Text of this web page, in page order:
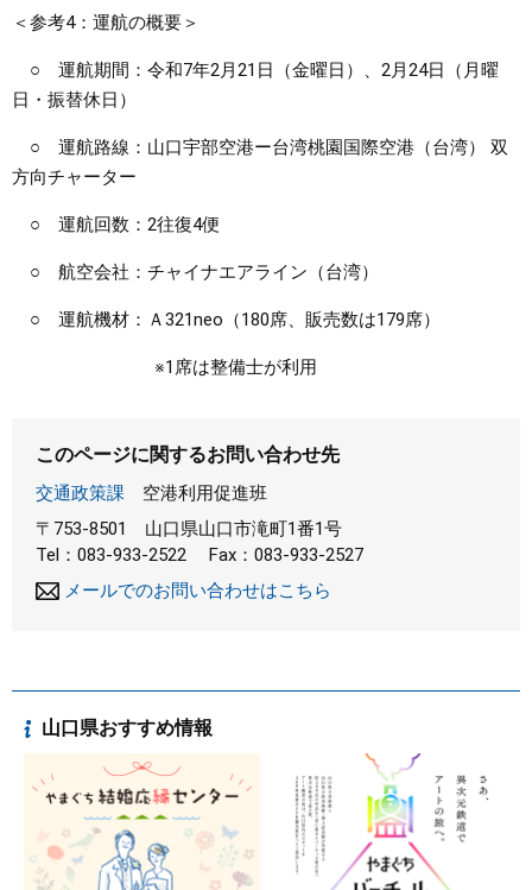
＜参考4：運航の概要＞
○ 運航期間：令和7年2月21日（金曜日）、2月24日（月曜
日・振替休日）
○ 運航路線：山口宇部空港ー台湾桃園国際空港（台湾） 双
方向チャーター
○ 運航回数：2往復4便
○ 航空会社：チャイナエアライン（台湾）
○ 運航機材：Ａ321neo（180席、販売数は179席）
※1席は整備士が利用
このページに関するお問い合わせ先
交通政策課
空港利用促進班
〒753-8501
山口県山口市滝町1番1号
Tel：083-933-2522
Fax：083-933-2527
メールでのお問い合わせはこちら
山口県おすすめ情報